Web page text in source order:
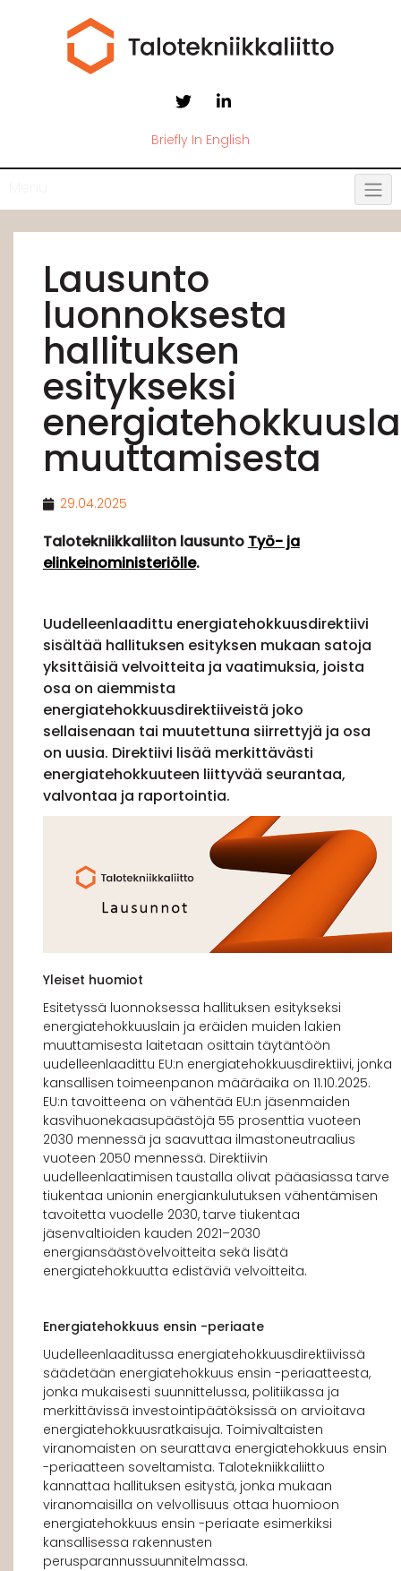
Briefly In English
Lausunto
luonnoksesta
hallituksen
esitykseksi
muuttamisesta
29.04.2025
Talotekniikkaliiton lausunto Työ- ja
elinkeinoministeriölle.
Uudelleenlaadittu energiatehokkuusdirektiivi
sisältää hallituksen esityksen mukaan satoja
yksittäisiä velvoitteita ja vaatimuksia, joista
osa on aiemmista
energiatehokkuusdirektiiveistä joko
sellaisenaan tai muutettuna siirrettyjä ja osa
on uusia. Direktiivi lisää merkittävästi
energiatehokkuuteen liittyvää seurantaa,
valvontaa ja raportointia.
Yleiset huomiot
Esitetyssä luonnoksessa hallituksen esitykseksi
energiatehokkuuslain ja eräiden muiden lakien
muuttamisesta laitetaan osittain täytäntöön
uudelleenlaadittu EU:n energiatehokkuusdirektiivi, jonka
kansallisen toimeenpanon määräaika on 11.10.2025.
EU:n tavoitteena on vähentää EU:n jäsenmaiden
kasvihuonekaasupäästöjä 55 prosenttia vuoteen
2030 mennessä ja saavuttaa ilmastoneutraalius
vuoteen 2050 mennessä. Direktiivin
uudelleenlaatimisen taustalla olivat pääasiassa tarve
tiukentaa unionin energiankulutuksen vähentämisen
tavoitetta vuodelle 2030, tarve tiukentaa
jäsenvaltioiden kauden 2021–2030
energiansäästövelvoitteita sekä lisätä
energiatehokkuutta edistäviä velvoitteita.
Energiatehokkuus ensin -periaate
Uudelleenlaaditussa energiatehokkuusdirektiivissä
säädetään energiatehokkuus ensin -periaatteesta,
jonka mukaisesti suunnittelussa, politiikassa ja
merkittävissä investointipäätöksissä on arvioitava
energiatehokkuusratkaisuja. Toimivaltaisten
viranomaisten on seurattava energiatehokkuus ensin
-periaatteen soveltamista. Talotekniikkaliitto
kannattaa hallituksen esitystä, jonka mukaan
viranomaisilla on velvollisuus ottaa huomioon
energiatehokkuus ensin -periaate esimerkiksi
kansallisessa rakennusten
perusparannussuunnitelmassa.